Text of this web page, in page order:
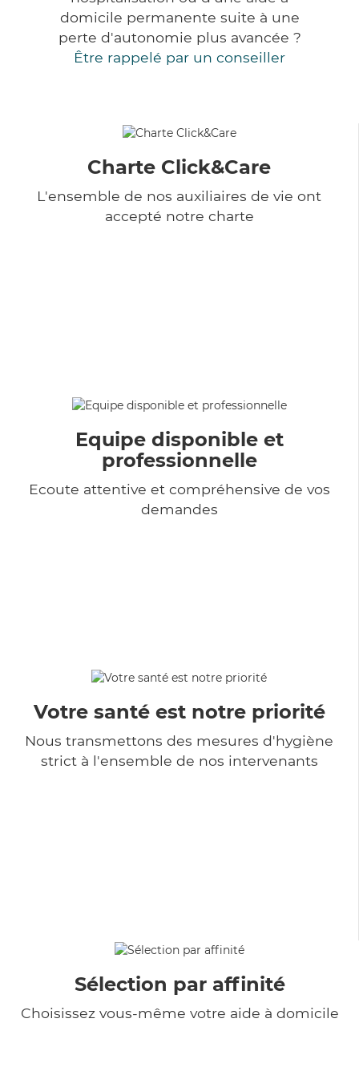
domicile permanente suite à une
perte d'autonomie plus avancée ?
Être rappelé par un conseiller
Charte Click&Care
L'ensemble de nos auxiliaires de vie ont
accepté notre charte
Equipe disponible et
professionnelle
Ecoute attentive et compréhensive de vos
demandes
Votre santé est notre priorité
Nous transmettons des mesures d'hygiène
strict à l'ensemble de nos intervenants
Sélection par affinité
Choisissez vous-même votre aide à domicile